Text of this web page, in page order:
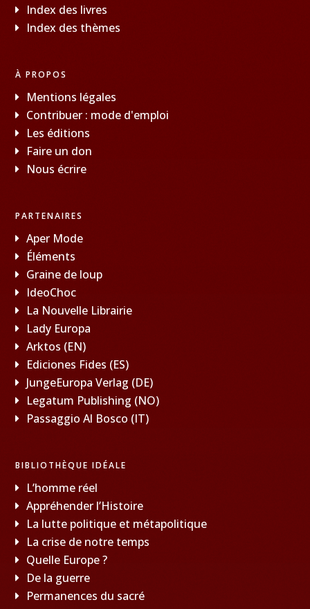
Index des livres
Index des thèmes
À PROPOS
Mentions légales
Contribuer : mode d'emploi
Les éditions
Faire un don
Nous écrire
PARTENAIRES
Aper Mode
Éléments
Graine de loup
IdeoChoc
La Nouvelle Librairie
Lady Europa
Arktos (EN)
Ediciones Fides (ES)
JungeEuropa Verlag (DE)
Legatum Publishing (NO)
Passaggio Al Bosco (IT)
BIBLIOTHÈQUE IDÉALE
L’homme réel
Appréhender l’Histoire
La lutte politique et métapolitique
La crise de notre temps
Quelle Europe ?
De la guerre
Permanences du sacré